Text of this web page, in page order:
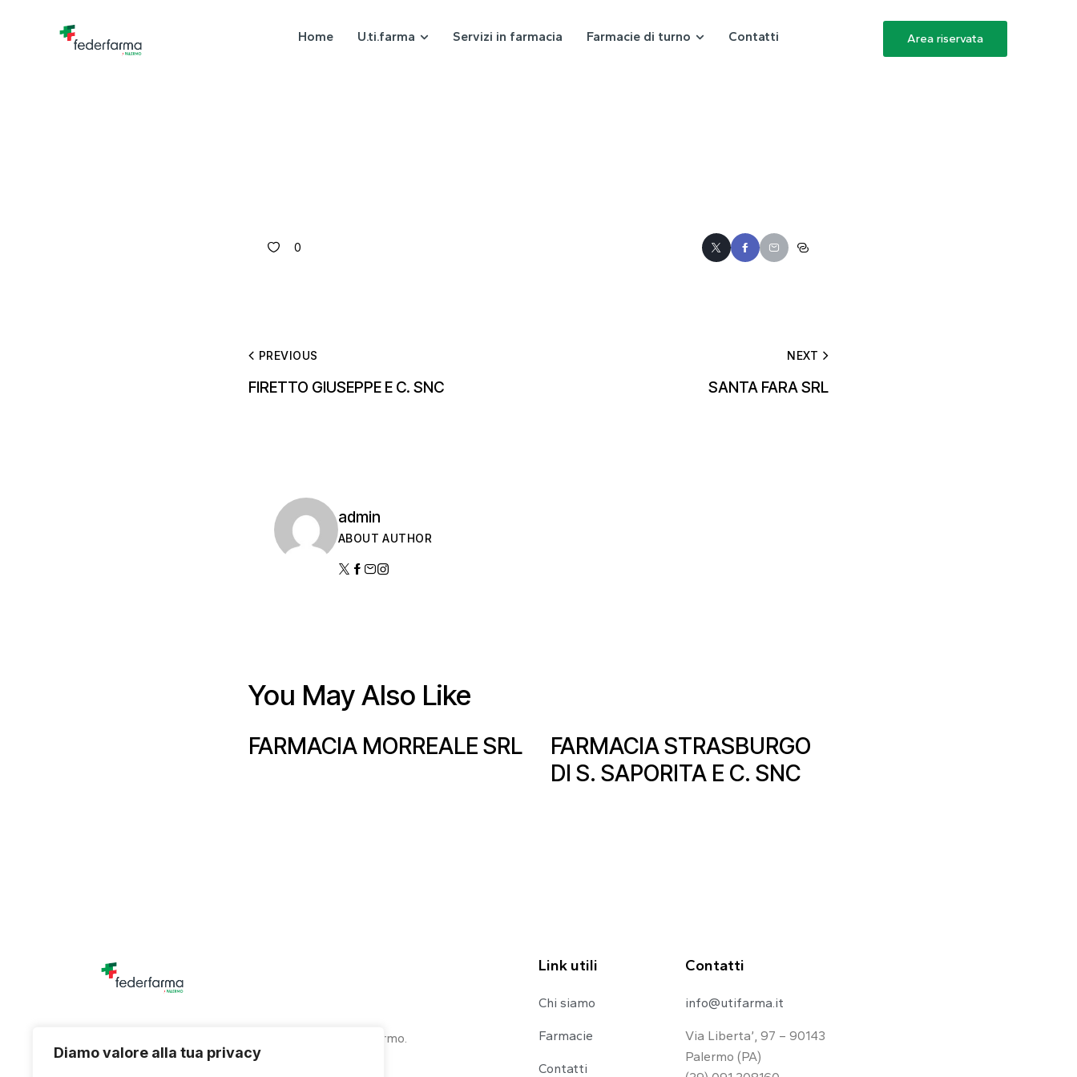
Diamo valore alla tua privacy
Home U.ti.farma Servizi in farmacia Farmacie di turno Contatti Area riservata
0
PREVIOUS
FIRETTO GIUSEPPE E C. SNC
NEXT
SANTA FARA SRL
admin
ABOUT AUTHOR
You May Also Like
FARMACIA MORREALE SRL
FARMACIA STRASBURGO
DI S. SAPORITA E C. SNC
Unione titolari di farmacia della provincia di Palermo.
Link utili
Chi siamo
Farmacie
Contatti
Contatti
info@utifarma.it
Via Liberta’, 97 – 90143
Palermo (PA)